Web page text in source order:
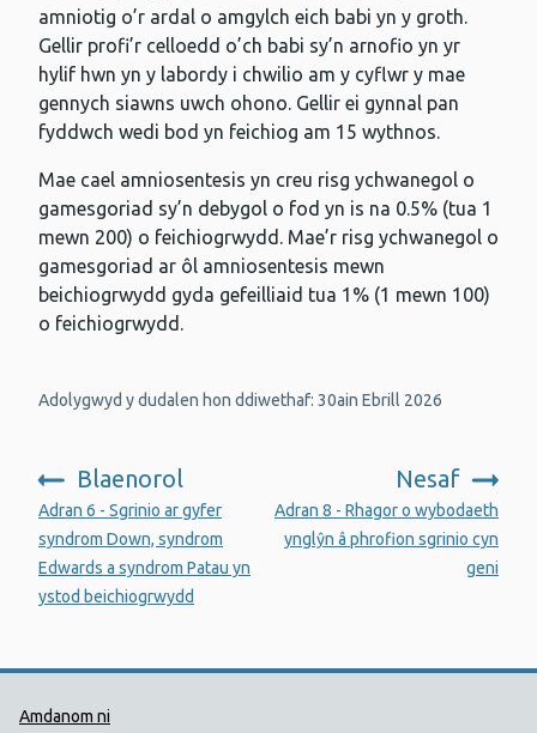
amniotig o’r ardal o amgylch eich babi yn y groth.
Gellir profi’r celloedd o’ch babi sy’n arnofio yn yr
hylif hwn yn y labordy i chwilio am y cyflwr y mae
gennych siawns uwch ohono. Gellir ei gynnal pan
fyddwch wedi bod yn feichiog am 15 wythnos.
Mae cael amniosentesis yn creu risg ychwanegol o
gamesgoriad sy’n debygol o fod yn is na 0.5% (tua 1
mewn 200) o feichiogrwydd. Mae’r risg ychwanegol o
gamesgoriad ar ôl amniosentesis mewn
beichiogrwydd gyda gefeilliaid tua 1% (1 mewn 100)
o feichiogrwydd.
Adolygwyd y dudalen hon ddiwethaf: 30ain Ebrill 2026
Blaenorol
:
Adran 6 - Sgrinio ar gyfer
syndrom Down, syndrom
Edwards a syndrom Patau yn
ystod beichiogrwydd
Nesaf
Adran 8 - Rhagor o wybodaeth
ynglŷn â phrofion sgrinio cyn
geni
Dolenni Cymorth Iechyd
Amdanom ni